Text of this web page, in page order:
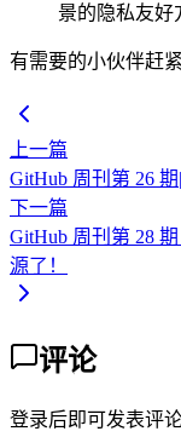
景的隐私友好
有需要的小伙伴赶紧
上一篇
GitHub 周刊第 26
下一篇
GitHub 周刊第 28
源了！
评论
登录后即可发表评